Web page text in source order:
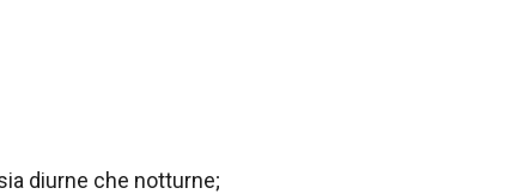
diurne che notturne;